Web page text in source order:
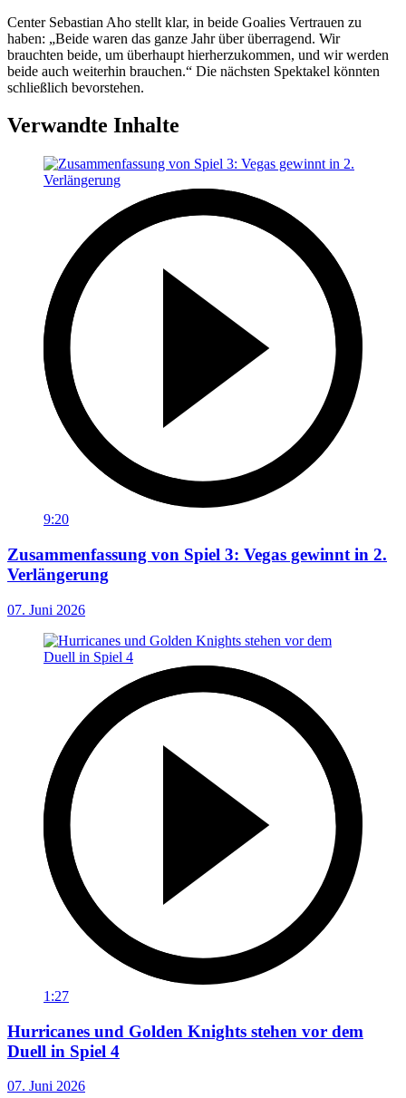
Center Sebastian Aho stellt klar, in beide Goalies Vertrauen zu
haben: „Beide waren das ganze Jahr über überragend. Wir
brauchten beide, um überhaupt hierherzukommen, und wir werden
beide auch weiterhin brauchen.“ Die nächsten Spektakel könnten
schließlich bevorstehen.
Verwandte Inhalte
9:20
Zusammenfassung von Spiel 3: Vegas gewinnt in 2.
Verlängerung
07. Juni 2026
1:27
Hurricanes und Golden Knights stehen vor dem
Duell in Spiel 4
07. Juni 2026